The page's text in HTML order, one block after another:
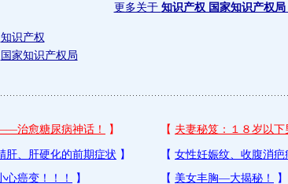
更多关于 知识产权 国家知识产权局
知识产权
国家知识产权局